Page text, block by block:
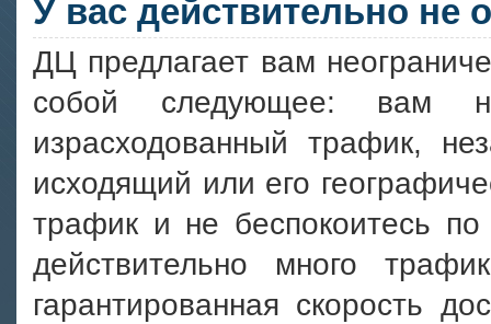
У вас действительно не
ДЦ предлагает вам
собой следующее: вам
израсходованный трафик,
исходящий или его
трафик и не беспокоитесь
действительно много
гарантированная скорость